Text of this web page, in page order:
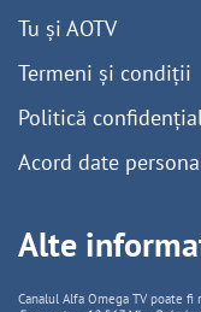
Tu și AOTV
Termeni și condiții
Politică
Acord date
Alte
Canalul Alfa Omega TV poate